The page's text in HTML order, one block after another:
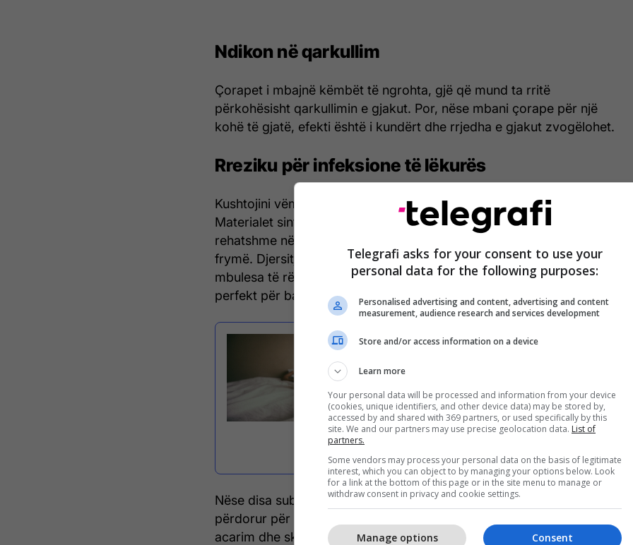
Ndikon në qarkullim
Çorapet i mbajnë këmbët të ngrohta, gjë që mund ta rritë
përkohësisht qarkullimin e gjakut. Por, nëse mbani çorape për një
kohë të gjatë, efekti është i kundërt dhe rrjedha e gjakut zvogëlohet.
Rreziku për infeksione të lëkurës
Kushtojini vëmendje llojit të pëlhurës nga janë bërë çorapet tuaja.
Materialet sintetike, të tilla si poliesteri ose najloni, nuk janë të
rehatshme në lëkurë dhe nuk lejojnë që këmbët tuaja të marrin
frymë. Djersitjet e natës janë mjaft të zakonshme dhe nëse flini nën
mbulesa të rënda, mjedisi i lagësht dhe i ngrohtë krijon terrenin
perfekt për bakteret që mund të prekin këmbët tuaja.
duhet ta ndërpritni këtë
praktikë
Nëse disa substanca të forta, të tilla si ngjyra dhe rrëshira, janë
përdorur për të bërë çorape, shanset janë të larta që të zhvilloni
acarim dhe skuqje. Nëse shiritat elastikë që mbajnë çorapet në
Telegrafi asks for your consent to use your
personal data for the following purposes:
Personalised advertising and content, advertising and content
measurement, audience research and services development
Store and/or access information on a device
Learn more
Your personal data will be processed and information from your device
(cookies, unique identifiers, and other device data) may be stored by,
accessed by and shared with 369 partners, or used specifically by this
site. We and our partners may use precise geolocation data. List of
partners.
Some vendors may process your personal data on the basis of legitimate
interest, which you can object to by managing your options below. Look
for a link at the bottom of this page or in the site menu to manage or
withdraw consent in privacy and cookie settings.
Consent
Manage options